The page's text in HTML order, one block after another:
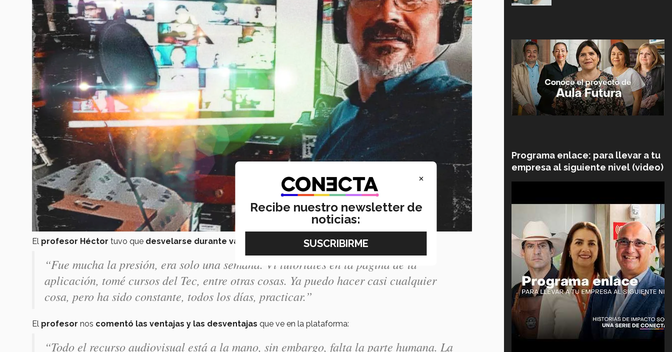
El profesor Héctor tuvo que desvelarse durante varios días para poderaprender a usar Zoom
“Fue mucha la presión, era solo una semana. Vi tutoriales en la página de la
aplicación, tomé cursos del Tec, entre otras cosas. Ya puedo hacer casi cualquier
cosa, pero ha sido constante, todos los días, practicar.”
El profesor nos comentó las ventajas y las desventajas que ve en la plataforma:
“Todo el recurso audiovisual está a la mano, sin embargo, falta la parte humana. La
Programa enlace: para llevar a tu
empresa al siguiente nivel (video)
×
Recibe nuestro newsletter de
noticias: